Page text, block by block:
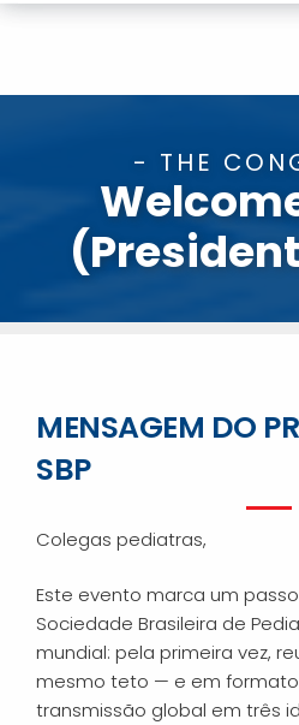
- THE
MENSAGEM DO
SBP
Colegas pediatras,
Este evento marca um
Sociedade Brasileira de
mundial: pela primeira vez,
mesmo teto — e em
transmissão global em três